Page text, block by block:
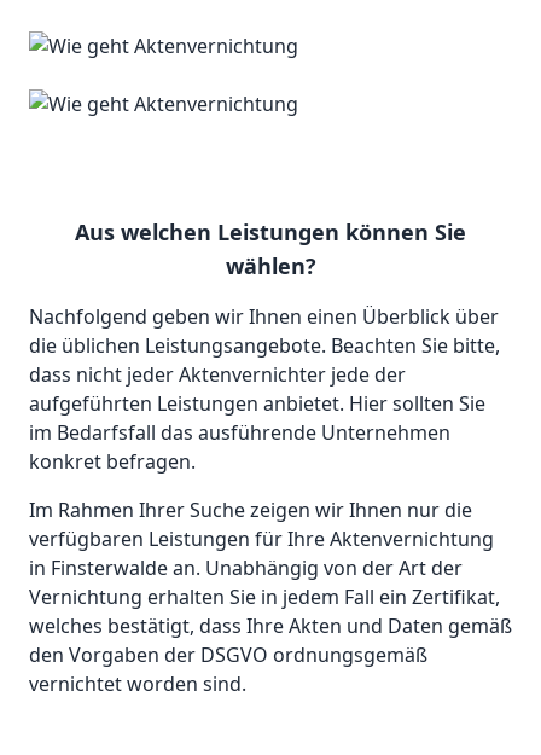
Aus welchen Leistungen können Sie
wählen?
Nachfolgend geben wir Ihnen einen Überblick über
die üblichen Leistungsangebote. Beachten Sie bitte,
dass nicht jeder Aktenvernichter jede der
aufgeführten Leistungen anbietet. Hier sollten Sie
im Bedarfsfall das ausführende Unternehmen
konkret befragen.
Im Rahmen Ihrer Suche zeigen wir Ihnen nur die
verfügbaren Leistungen für Ihre Aktenvernichtung
in Finsterwalde an. Unabhängig von der Art der
Vernichtung erhalten Sie in jedem Fall ein Zertifikat,
welches bestätigt, dass Ihre Akten und Daten gemäß
den Vorgaben der DSGVO ordnungsgemäß
vernichtet worden sind.